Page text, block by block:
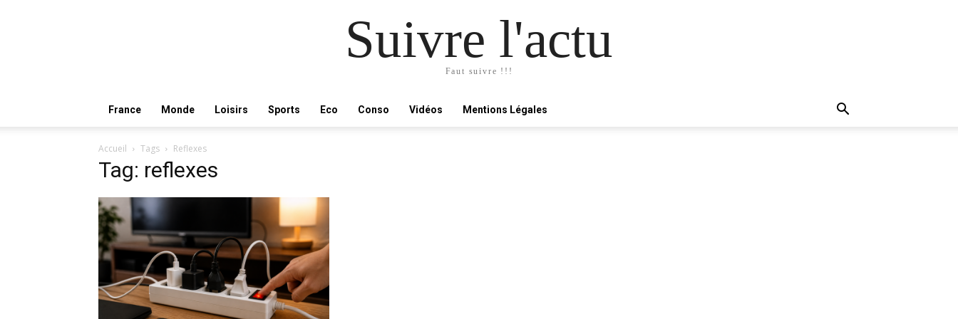
Suivre l'actu
Faut suivre !!!
France Monde Loisirs Sports Eco Conso Vidéos Mentions Légales
Accueil Tags Reflexes
Tag: reflexes